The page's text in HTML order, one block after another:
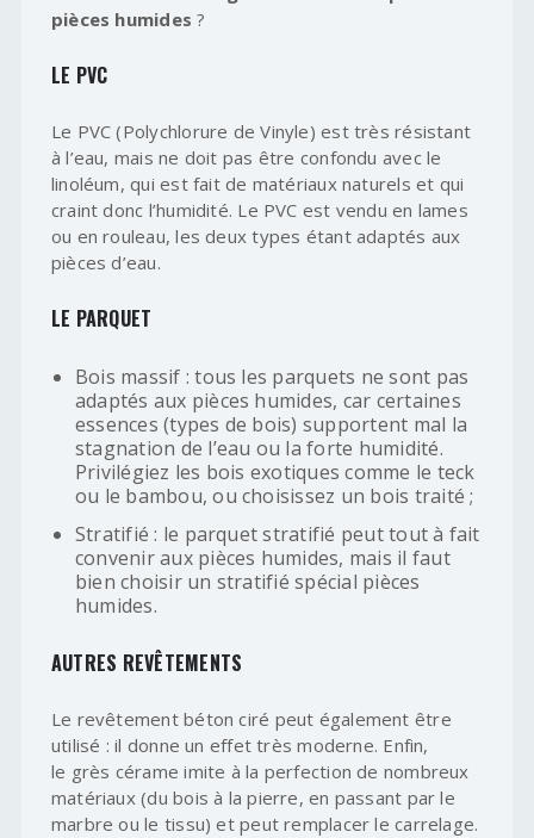
pièces humides ?
LE PVC
Le PVC (Polychlorure de Vinyle) est très résistant
à l’eau, mais ne doit pas être confondu avec le
linoléum, qui est fait de matériaux naturels et qui
craint donc l’humidité. Le PVC est vendu en lames
ou en rouleau, les deux types étant adaptés aux
pièces d’eau.
LE PARQUET
Bois massif : tous les parquets ne sont pas
adaptés aux pièces humides, car certaines
essences (types de bois) supportent mal la
stagnation de l’eau ou la forte humidité.
Privilégiez les bois exotiques comme le teck
ou le bambou, ou choisissez un bois traité ;
Stratifié : le parquet stratifié peut tout à fait
convenir aux pièces humides, mais il faut
bien choisir un stratifié spécial pièces
humides.
AUTRES REVÊTEMENTS
Le revêtement béton ciré peut également être
utilisé : il donne un effet très moderne. Enfin,
le grès cérame imite à la perfection de nombreux
matériaux (du bois à la pierre, en passant par le
marbre ou le tissu) et peut remplacer le carrelage.